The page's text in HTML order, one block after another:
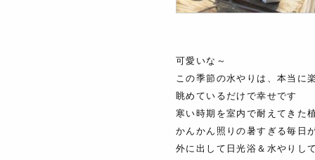
可愛いな～
この季節の水やりは、本当に
眺めているだけで幸せです
寒い時期を室内で耐えてきた
かんかん照りの暑すぎる毎日
外に出して日光浴＆水やりし